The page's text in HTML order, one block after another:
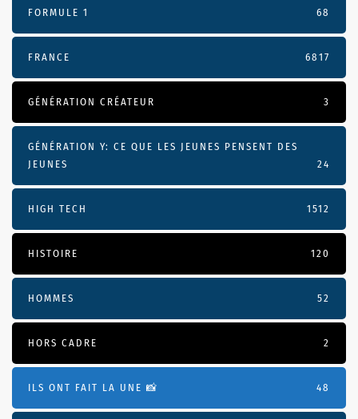
FORMULE 1 68
FRANCE 6817
GÉNÉRATION CRÉATEUR 3
GÉNÉRATION Y: CE QUE LES JEUNES PENSENT DES
JEUNES
24
HIGH TECH 1512
HISTOIRE 120
HOMMES 52
HORS CADRE 2
ILS ONT FAIT LA UNE 📸 48